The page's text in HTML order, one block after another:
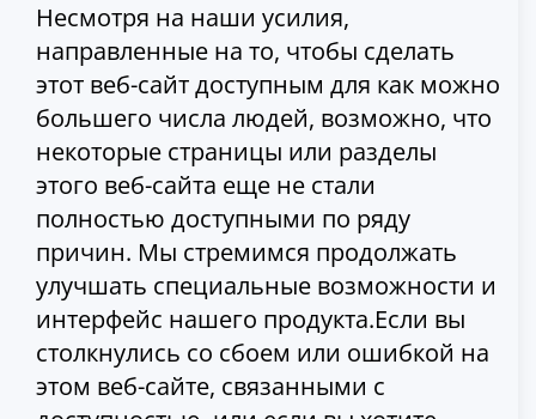
Несмотря на наши усилия,
направленные на то, чтобы сделать
этот веб-сайт доступным для как можно
большего числа людей, возможно, что
некоторые страницы или разделы
этого веб-сайта еще не стали
полностью доступными по ряду
причин. Мы стремимся продолжать
улучшать специальные возможности и
интерфейс нашего продукта.Если вы
столкнулись со сбоем или ошибкой на
этом веб-сайте, связанными с